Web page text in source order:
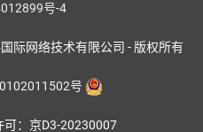
号-4
际网络技术有限公司 - 版权所有
号
：京D3-20230007